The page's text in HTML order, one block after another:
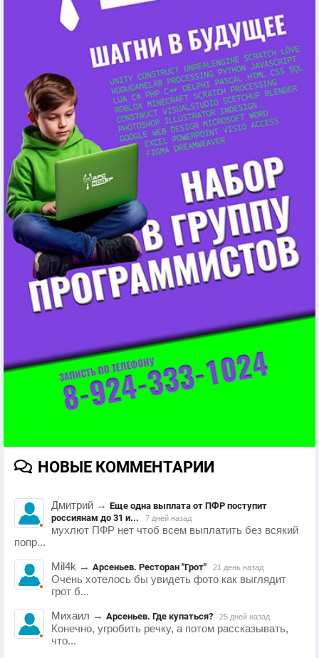
НОВЫЕ КОММЕНТАРИИ
Дмитрий → Еще одна выплата от ПФР поступит
россиянам до 31 и...
7 дней назад
мухлют ПФР нет чтоб всем выплатить без всякий
попр...
Mil4k → Арсеньев. Ресторан "Грот" 21 день назад
Очень хотелось бы увидеть фото как выглядит
грот б...
Михаил → Арсеньев. Где купаться? 25 дней назад
Конечно, угробить речку, а потом рассказывать,
что...